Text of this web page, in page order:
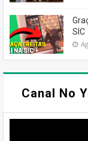
SIC
Canal No